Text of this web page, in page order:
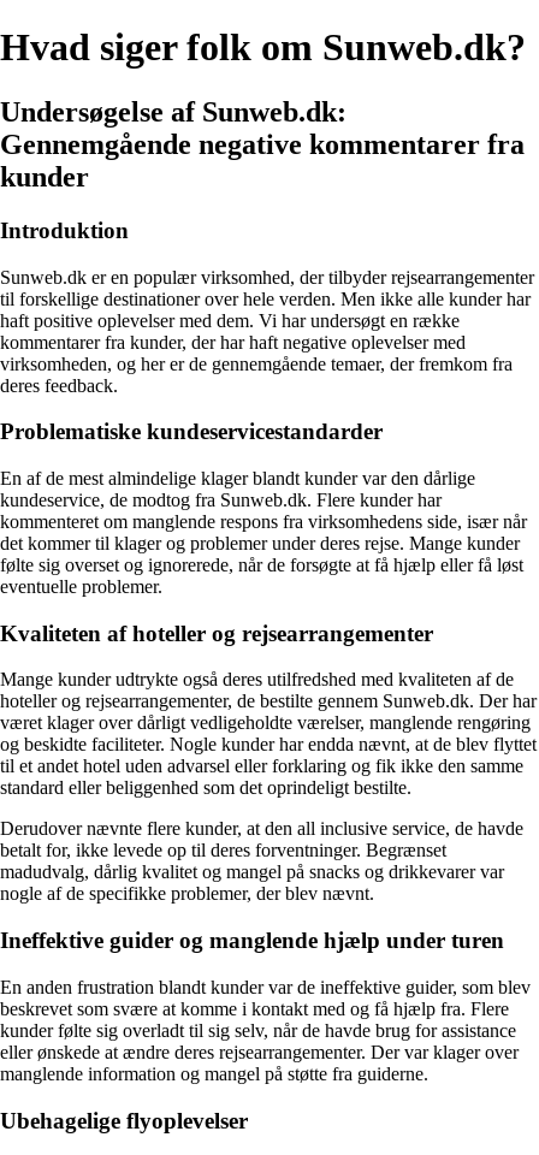
Hvad siger folk om Sunweb.dk?
Undersøgelse af Sunweb.dk:
Gennemgående negative kommentarer fra
kunder
Introduktion
Sunweb.dk er en populær virksomhed, der tilbyder rejsearrangementer
til forskellige destinationer over hele verden. Men ikke alle kunder har
haft positive oplevelser med dem. Vi har undersøgt en række
kommentarer fra kunder, der har haft negative oplevelser med
virksomheden, og her er de gennemgående temaer, der fremkom fra
deres feedback.
Problematiske kundeservicestandarder
En af de mest almindelige klager blandt kunder var den dårlige
kundeservice, de modtog fra Sunweb.dk. Flere kunder har
kommenteret om manglende respons fra virksomhedens side, især når
det kommer til klager og problemer under deres rejse. Mange kunder
følte sig overset og ignorerede, når de forsøgte at få hjælp eller få løst
eventuelle problemer.
Kvaliteten af hoteller og rejsearrangementer
Mange kunder udtrykte også deres utilfredshed med kvaliteten af de
hoteller og rejsearrangementer, de bestilte gennem Sunweb.dk. Der har
været klager over dårligt vedligeholdte værelser, manglende rengøring
og beskidte faciliteter. Nogle kunder har endda nævnt, at de blev flyttet
til et andet hotel uden advarsel eller forklaring og fik ikke den samme
standard eller beliggenhed som det oprindeligt bestilte.
Derudover nævnte flere kunder, at den all inclusive service, de havde
betalt for, ikke levede op til deres forventninger. Begrænset
madudvalg, dårlig kvalitet og mangel på snacks og drikkevarer var
nogle af de specifikke problemer, der blev nævnt.
Ineffektive guider og manglende hjælp under turen
En anden frustration blandt kunder var de ineffektive guider, som blev
beskrevet som svære at komme i kontakt med og få hjælp fra. Flere
kunder følte sig overladt til sig selv, når de havde brug for assistance
eller ønskede at ændre deres rejsearrangementer. Der var klager over
manglende information og mangel på støtte fra guiderne.
Ubehagelige flyoplevelser